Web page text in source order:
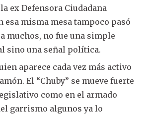
ex Defensora Ciudadana
esa misma mesa tampoco pasó
muchos, no fue una simple
sino una señal política.
aparece cada vez más activo
El “Chuby” se mueve fuerte
como en el armado
garrismo algunos ya lo